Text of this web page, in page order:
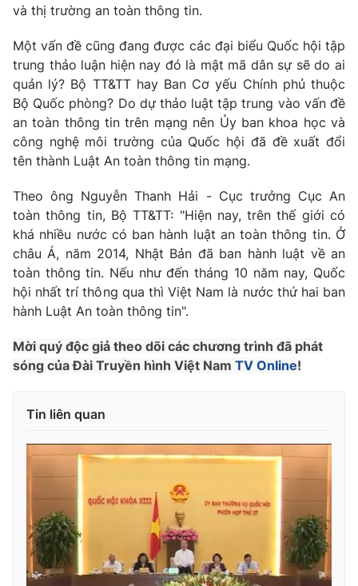
VTV Sức khoẻ Bất động sản
Thị trường 24h Tấm lòng Việt
VTV4 Vươn mình bằng AI
VTV8
Liên hệ tòa soạn English
THỜI BÁO VTV
Cơ quan báo chí:
Thời báo VTV
Giấy phép hoạt động báo in và báo điện tử số 483/GP-BTTTT
Tổng Biên tập:
Vũ Thanh Thủy
Phó Tổng Biên tập:
Nguyễn Thị Mỹ Hạnh, Phạm Quốc Thắng,
Nguyễn Trọng Ninh
Tổng đài VTV:024.38 355 931 - 024.38 355 932
và thị trường an toàn thông tin.
Một vấn đề cũng đang được các đại biểu Quốc hội tập
trung thảo luận hiện nay đó là mật mã dân sự sẽ do ai
quản lý? Bộ TT&TT hay Ban Cơ yếu Chính phủ thuộc
Bộ Quốc phòng? Do dự thảo luật tập trung vào vấn đề
an toàn thông tin trên mạng nên Ủy ban khoa học và
công nghệ môi trường của Quốc hội đã đề xuất đổi
tên thành Luật An toàn thông tin mạng.
Theo ông Nguyễn Thanh Hải - Cục trưởng Cục An
toàn thông tin, Bộ TT&TT: "Hiện nay, trên thế giới có
khá nhiều nước có ban hành luật an toàn thông tin. Ở
châu Á, năm 2014, Nhật Bản đã ban hành luật về an
toàn thông tin. Nếu như đến tháng 10 năm nay, Quốc
hội nhất trí thông qua thì Việt Nam là nước thứ hai ban
hành Luật An toàn thông tin".
Mời quý độc giả theo dõi các chương trình đã phát
sóng của Đài Truyền hình Việt Nam TV Online!
Tin liên quan